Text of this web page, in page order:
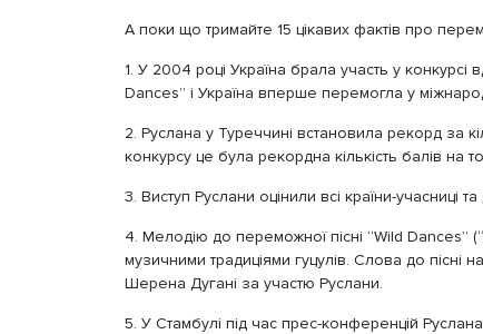
А поки що тримайте 15 цікавих фактів про
1. У 2004 році Україна брала участь у конкурсі
Dances” і Україна вперше перемогла у
2. Руслана у Туреччині встановила рекорд за
конкурсу це була рекордна кількість балів на
3. Виступ Руслани оцінили всі країни-учасниці
4. Мелодію до переможної пісні “Wild Dances”
музичними традиціями гуцулів. Слова до
Шерена Дугані за участю Руслани.
5. У Стамбулі під час прес-конференцій